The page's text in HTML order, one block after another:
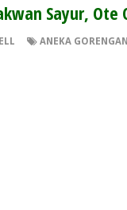
Sayur,
ANEKA GORENGAN